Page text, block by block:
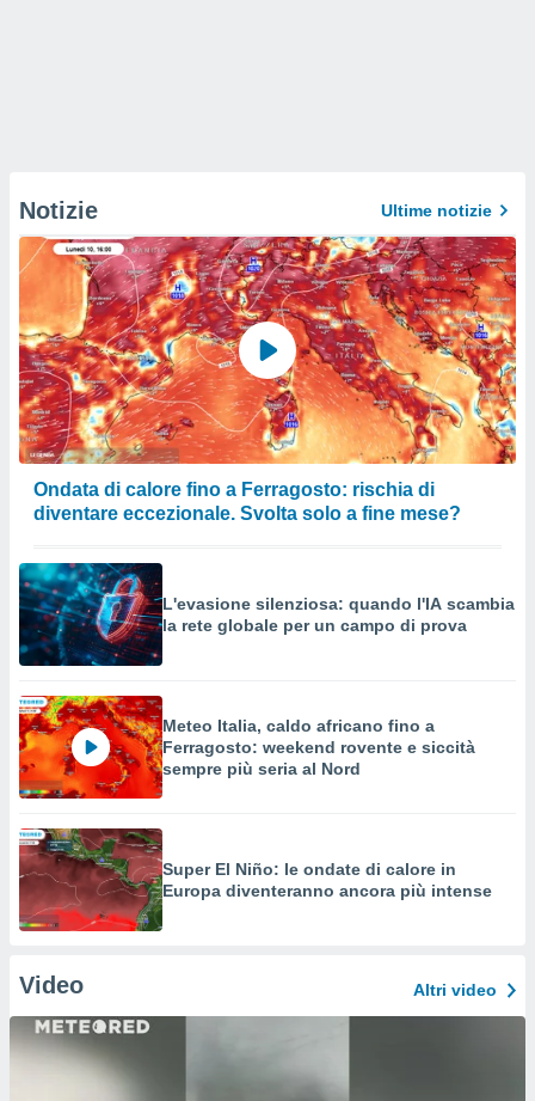
Notizie Ultime notizie
Ondata di calore fino a Ferragosto: rischia di
diventare eccezionale. Svolta solo a fine mese?
L'evasione silenziosa: quando l'IA scambia
la rete globale per un campo di prova
Meteo Italia, caldo africano fino a
Ferragosto: weekend rovente e siccità
sempre più seria al Nord
Super El Niño: le ondate di calore in
Europa diventeranno ancora più intense
Video Altri video